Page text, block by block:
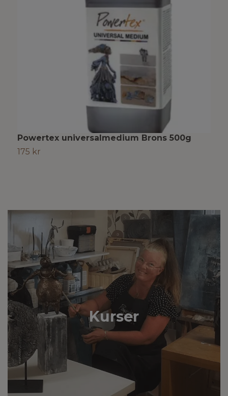
Kurser
Powertex universalmedium Brons 500g
175 kr